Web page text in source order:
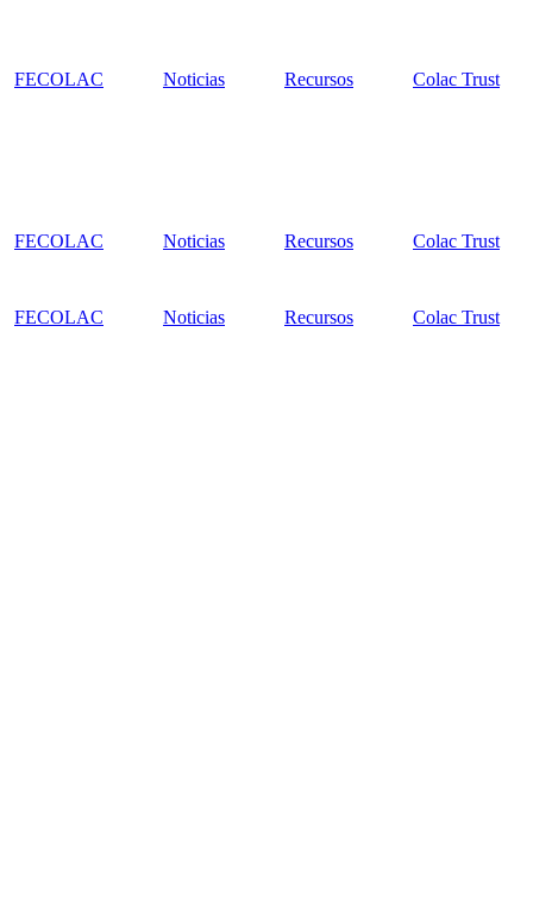
FECOLAC Noticias Recursos
Colac Trust
FECOLAC Noticias Recursos Colac Trust
FECOLAC Noticias Recursos
Colac Trust